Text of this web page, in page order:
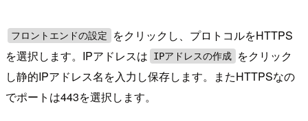
フロントエンドの設定
をクリックし、プロトコルをHTTPS
を選択します。IPアドレスは
IPアドレスの作成
をクリック
し静的IPアドレス名を入力し保存します。またHTTPSなの
でポートは443を選択します。